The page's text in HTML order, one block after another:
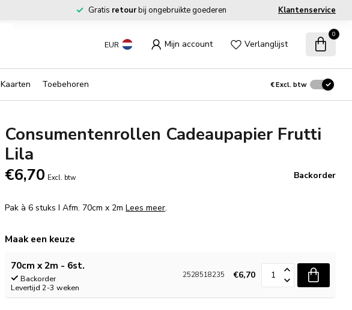
Gratis retourbij ongebruikte goederen Klantenservice
EUR Mijn account Verlanglijst
0
Kaarten Toebehoren €Excl. btw
Consumentenrollen Cadeaupapier Frutti
Lila
€6,70 Excl. btw Backorder
Pak à 6 stuks I Afm. 70cm x 2mLees meer.
Maak een keuze
70cm x 2m - 6st.
Backorder
Levertijd 2-3 weken
2528518235 €6,70